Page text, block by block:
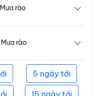
Mưa rào
Mưa rào
5 ngày tới
15 ngày tới